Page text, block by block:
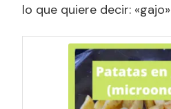
lo que quiere decir: «gajo»